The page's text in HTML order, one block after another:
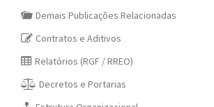
Demais Publicações Relacionadas
Contratos e Aditivos
Relatórios (RGF / RREO)
Decretos e Portarias